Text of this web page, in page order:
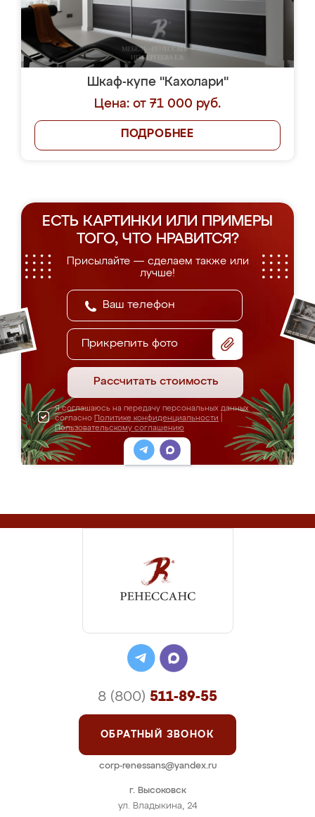
Шкаф-купе "Кахолари"
Цена: от 71 000 руб.
ПОДРОБНЕЕ
ЕСТЬ КАРТИНКИ ИЛИ ПРИМЕРЫ
ТОГО, ЧТО НРАВИТСЯ?
Присылайте — сделаем также или
лучше!
Прикрепить фото
Рассчитать стоимость
Я соглашаюсь на передачу персональных данных
согласно Политике конфиденциальности
Пользовательскому соглашению
г. Высоковск
ул. Владыкина, 24
8 (800) 511-89-55
ОБРАТНЫЙ ЗВОНОК
corp-renessans@yandex.ru